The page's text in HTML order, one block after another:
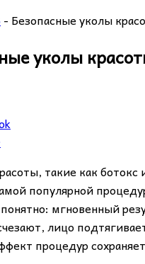
- Безопасные уколы
уколы
такие как ботокс
популярной
мгновенный
лицо
процедур